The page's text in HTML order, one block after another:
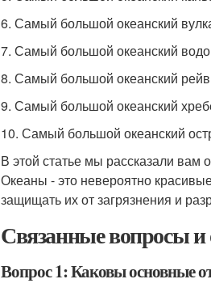
6. Самый большой океанский
7. Самый большой океанский
8. Самый большой океанский
9. Самый большой океанский
10. Самый большой океанский
В этой статье мы рассказали вам
Океаны - это невероятно
защищать их от загрязнения и
Связанные вопросы
Вопрос 1: Каковы основные